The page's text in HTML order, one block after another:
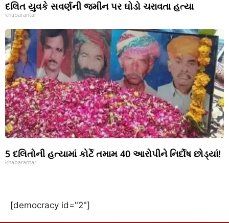
દલિત યુવકે સવર્ણની જમીન પર ઘોડો ચરાવતા હત્યા
khabarantar
5 દલિતોની હત્યામાં કોર્ટે તમામ 40 આરોપીને નિર્દોષ છોડ્યાં!
khabarantar
[democracy id="2"]